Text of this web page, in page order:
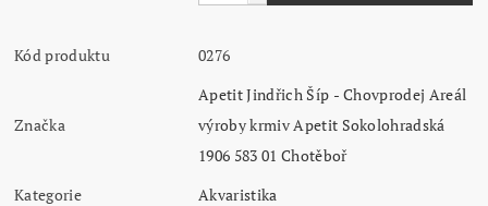
Kód produktu 0276
Značka
Apetit Jindřich Šíp - Chovprodej Areál
výroby krmiv Apetit Sokolohradská
1906 583 01 Chotěboř
Kategorie
Akvaristika